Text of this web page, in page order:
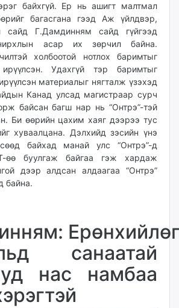
байхгүй. Ер нь ашигт малтмал
багасгана гээд Аж үйлдвэр,
сайд Г.Дамдинням сайд гүйгээд
асар их зөрчил байна.
холбоотой нотлох баримтыг
Удахгүй тэр баримтыг
материалыг нягталж үзэхэд
Канад улсад магистраар сурч
байсан багш нар нь “Онтрэ”-тэй
Би өөрийн цахим хаяг дээрээ тус
хуваалцана. Дэлхийд зэсийн үнэ
байхад манай улс “Онтрэ”-д
өө буулгаж байгаа гэж хардаж
дээр алдсан алдаагаа “Онтрэ”
байна.
санаатай
нас намбаа